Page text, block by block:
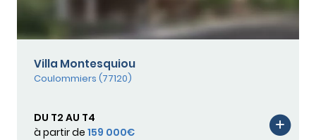
Villa Montesquiou
Coulommiers (77120)
DU T2 AU T4
à partir de 159 000€